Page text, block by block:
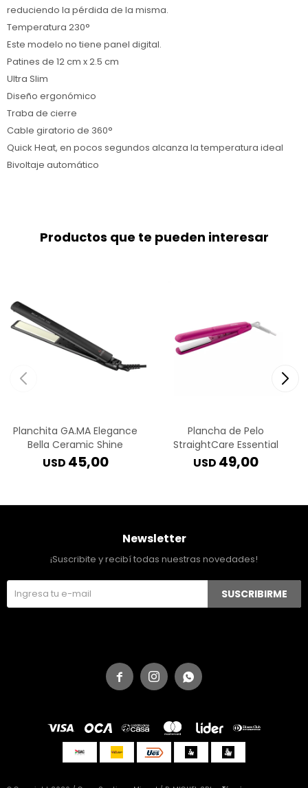
reduciendo la pérdida de la misma.
Temperatura 230°
Este modelo no tiene panel digital.
Patines de 12 cm x 2.5 cm
Ultra Slim
Diseño ergonómico
Traba de cierre
Cable giratorio de 360°
Quick Heat, en pocos segundos alcanza la temperatura ideal
Bivoltaje automático
Productos que te pueden interesar
Planchita GA.MA Elegance
Bella Ceramic Shine
USD 45,00
Plancha de Pelo
StraightCare Essential
USD 49,00
  
Newsletter
¡Suscribite y recibí todas nuestras novedades!
SUSCRIBIRME